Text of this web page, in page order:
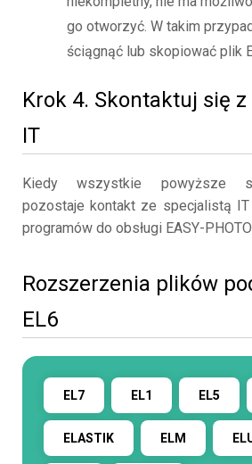
go otworzyć. W takim
ściągnąć lub skopiować plik
Krok 4. Skontaktuj się
IT
Kiedy wszystkie powyższe
pozostaje kontakt ze specjalistą
programów do obsługi EASY-
Rozszerzenia plików
EL6
EL7 EL1 EL5
ELASTIK ELM